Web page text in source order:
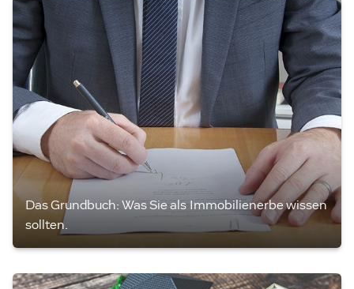
Das Grundbuch: Was Sie als Immobilienerbe wissen
sollten.